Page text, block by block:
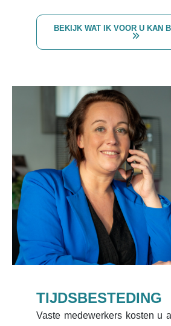
BEKIJK WAT IK VOOR U KAN
TIJDSBESTEDING
Vaste medewerkers kosten u